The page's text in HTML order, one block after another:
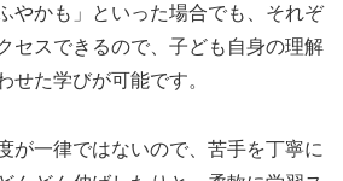
やかも」といった場合でも、それぞ
セスできるので、子ども自身の理解
せた学びが可能です。
が一律ではないので、苦手を丁寧に